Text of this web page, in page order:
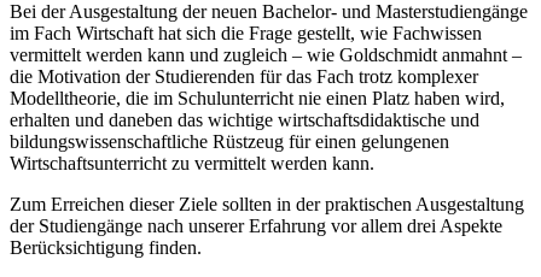
Bei der Ausgestaltung der neuen Bachelor- und Masterstudiengänge
im Fach Wirtschaft hat sich die Frage gestellt, wie Fachwissen
vermittelt werden kann und zugleich – wie Goldschmidt anmahnt –
die Motivation der Studierenden für das Fach trotz komplexer
Modelltheorie, die im Schulunterricht nie einen Platz haben wird,
erhalten und daneben das wichtige wirtschaftsdidaktische und
bildungswissenschaftliche Rüstzeug für einen gelungenen
Wirtschaftsunterricht zu vermittelt werden kann.
Zum Erreichen dieser Ziele sollten in der praktischen Ausgestaltung
der Studiengänge nach unserer Erfahrung vor allem drei Aspekte
Berücksichtigung finden.